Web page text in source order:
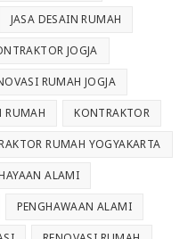
JASA DESAIN RUMAH
JOGJA
RUMAH JOGJA
RUMAH KONTRAKTOR
RUMAH YOGYAKARTA
ALAMI
PENGHAWAAN ALAMI